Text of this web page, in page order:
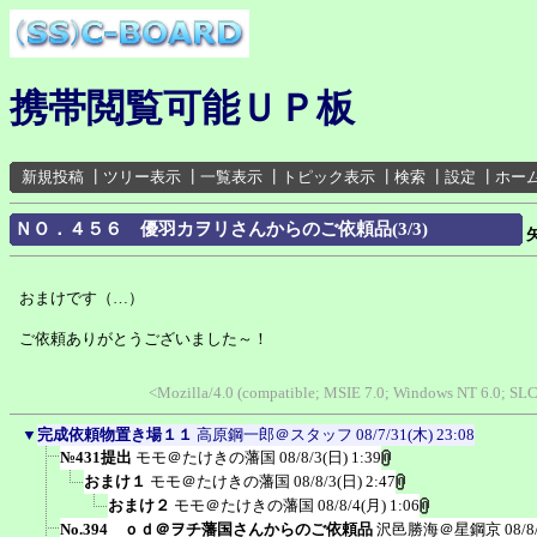
携帯閲覧可能ＵＰ板
新規投稿 ツリー表示 一覧表示 トピック表示 検索 設定 ホー
ＮＯ．４５６ 優羽カヲリさんからのご依頼品(3/3)
おまけです（…）
ご依頼ありがとうございました～！
<Mozilla/4.0 (compatible; MSIE 7.0; Windows NT 6.0;
▼ 完成依頼物置き場１１ 高原鋼一郎＠スタッフ 08/7/31(木) 23:08
№431提出 モモ＠たけきの藩国 08/8/3(日) 1:39
おまけ１ モモ＠たけきの藩国 08/8/3(日) 2:47
おまけ２ モモ＠たけきの藩国 08/8/4(月) 1:06
No.394 ｏｄ＠ヲチ藩国さんからのご依頼品 沢邑勝海＠星鋼京 08/